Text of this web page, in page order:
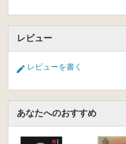
レビュー
レビューを書く
あなたへのおすすめ